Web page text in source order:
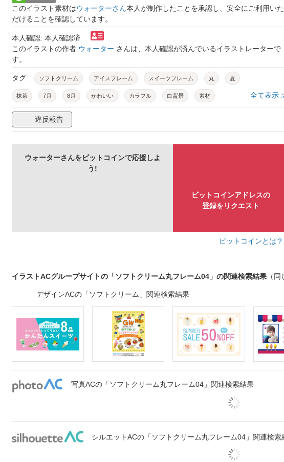
このイラスト素材はウォーターさん本人が制作したことを承認し、安全にご利用いた
だけることを確認しています。
本人確認: 本人確認済
このイラストの作者 ウォーター さんは、本人確認が済んでいるイラストレーターで
す。
タグ: ソフトクリーム アイスフレーム スイーツフレーム 丸 夏
抹茶 7月 8月 かわいい カラフル 白背景 素材
シンプル 手書き
全て表示
違反報告
ウォーターさんをビットコインで応援しよ
う!
ビットコインアドレスの
登録をリクエスト
ビットコインとは？
イラストACグループサイトの「ソフトクリーム丸フレーム04」の関連検索結果 （
デザインACの「ソフトクリーム」関連検索結果
写真ACの「ソフトクリーム丸フレーム04」関連検索結果
シルエットACの「ソフトクリーム丸フレーム04」関連検索